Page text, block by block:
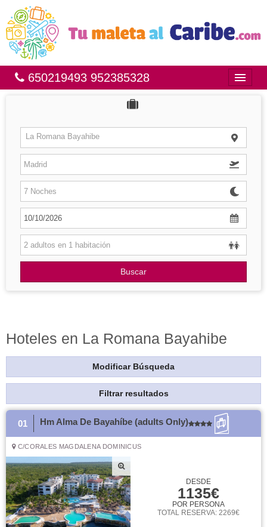
650219493 952385328
Bahía Príncipe
México
República Dominicana
Brasil
Islas
Hoteles
La Romana Bayahibe
Buscar
Hoteles en La Romana Bayahibe
Modificar Búsqueda
Filtrar resultados
01 Hm Alma De Bayahíbe (adults Only)
C/CORALES MAGDALENA DOMINICUS
DESDE
1135€
POR PERSONA
TOTAL RESERVA: 2269€